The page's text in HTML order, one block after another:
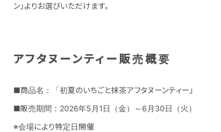
ン」よりお選びいただけます。
アフタヌーンティー販売概要
■商品名：「初夏のいちごと抹茶アフタヌーンティー」
■販売期間：2026年5月1日（金）～6月30日（火）
※会場により特定日開催